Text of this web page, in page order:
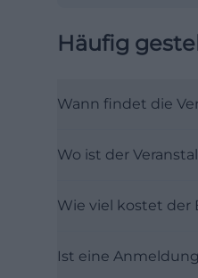
Häufig
Wann findet die
Wo ist der
Wie viel kostet der
Ist eine